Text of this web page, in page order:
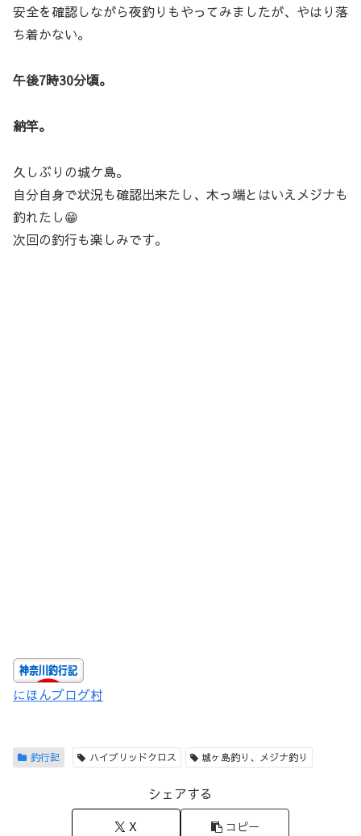
安全を確認しながら夜釣りもやってみましたが、やはり落
ち着かない。
午後7時30分頃。
納竿。
久しぶりの城ケ島。
自分自身で状況も確認出来たし、木っ端とはいえメジナも
釣れたし😁
次回の釣行も楽しみです。
にほんブログ村
釣行記 ハイブリッドクロス 城ヶ島釣り、メジナ釣り
シェアする
X コピー